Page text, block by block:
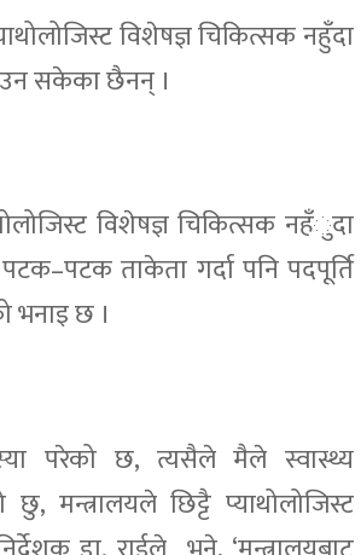
विशेषज्ञ चिकित्सक नहुँदा
सकेका छैनन् ।
विशेषज्ञ चिकित्सक नहँुदा
ताकेता गर्दा पनि पदपूर्ति
भनाइ छ ।
परेको छ, त्यसैले मैले स्वास्थ्य
छिट्टै प्याथोलोजिस्ट